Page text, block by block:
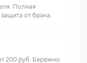
Полная
от брака.
200 руб. Бережно